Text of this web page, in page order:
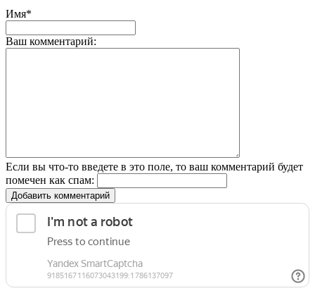
Имя*
Ваш комментарий:
Если вы что-то введете в это поле, то ваш комментарий будет
помечен как спам:
Добавить комментарий